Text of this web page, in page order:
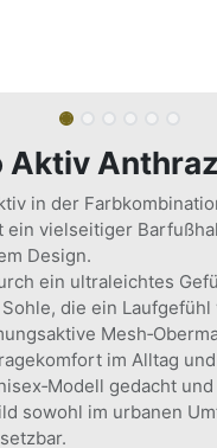
Aktiv
in der
ein vielseitiger
Design.
ein ultraleichtes
die ein
im Alltag
gedacht
sowohl im urbanen